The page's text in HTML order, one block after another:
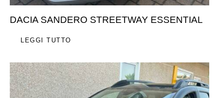
DACIA SANDERO STREETWAY ESSENTIAL
LEGGI TUTTO